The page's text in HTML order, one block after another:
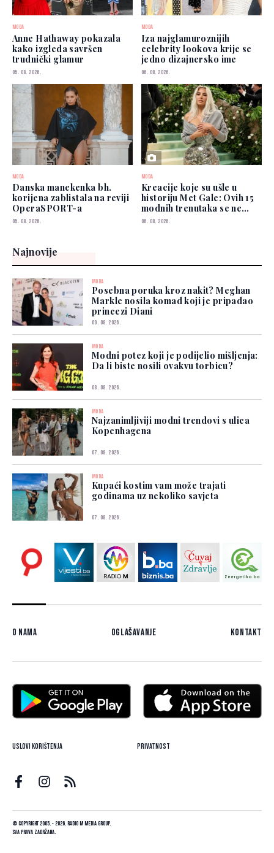
MODA
Anne Hathaway pokazala
kako izgleda savršen
trudnički glamur
05. 08. 2026.
MODA
Iza najglamuroznijih
celebrity lookova krije se
jedno dizajnersko ime
06. 08. 2026.
MODA
Danska manekenka bh.
korijena zablistala na reviji
OperaSPORT-a
05. 08. 2026.
MODA
Kreacije koje su ušle u
historiju Met Gale: Ovih 15
modnih trenutaka se ne
zaboravlja
06. 08. 2026.
Najnovije
MODA
Posebna poruka kroz nakit? Meghan
Markle nosila komad koji je pripadao
princezi Diani
09. 08. 2026.
MODA
Modni potez koji je podijelio mišljenja:
Da li biste nosili ovakvu torbicu?
08. 08. 2026.
MODA
Najzanimljiviji modni trendovi s ulica
Kopenhagena
07. 08. 2026.
MODA
Kupaći kostim vam može trajati
godinama uz nekoliko savjeta
07. 08. 2026.
O nama Oglašavanje Kontakt
Uslovi korištenja Privatnost
© Copyright 2005. - 2026. Radio M Media Group.
Sva prava zadržana.